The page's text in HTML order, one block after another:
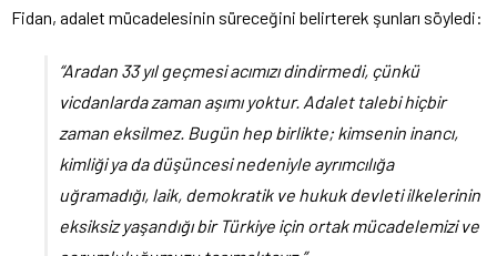
Fidan, adalet mücadelesinin süreceğini belirterek şunları söyledi:
“Aradan 33 yıl geçmesi acımızı dindirmedi, çünkü
vicdanlarda zaman aşımı yoktur. Adalet talebi hiçbir
zaman eksilmez. Bugün hep birlikte; kimsenin inancı,
kimliği ya da düşüncesi nedeniyle ayrımcılığa
uğramadığı, laik, demokratik ve hukuk devleti ilkelerinin
eksiksiz yaşandığı bir Türkiye için ortak mücadelemizi ve